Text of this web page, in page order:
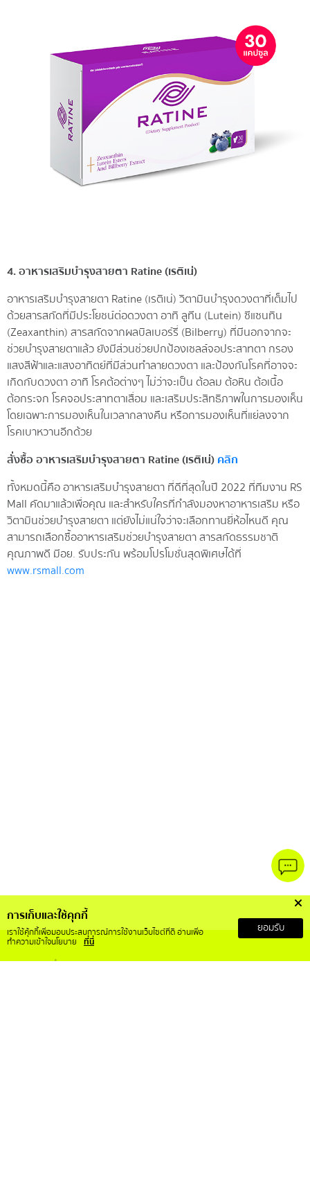
4. อาหารเสริมบำรุงสายตา Ratine (เรติเน่)
อาหารเสริมบำรุงสายตา Ratine (เรติเน่) วิตามินบำรุงดวงตาที่เต็มไป
ด้วยสารสกัดที่มีประโยชน์ต่อดวงตา อาทิ ลูทีน (Lutein) ซีแซนทิน
(Zeaxanthin) สารสกัดจากผลบิลเบอร์รี่ (Bilberry) ที่มีนอกจากจะ
ช่วยบำรุงสายตาแล้ว ยังมีส่วนช่วยปกป้องเซลล์จอประสาทตา กรอง
แสงสีฟ้าและแสงอาทิตย์ที่มีส่วนทำลายดวงตา และป้องกันโรคที่อาจจะ
เกิดกับดวงตา อาทิ โรคต้อต่างๆ ไม่ว่าจะเป็น ต้อลม ต้อหิน ต้อเนื้อ
ต้อกระจก โรคจอประสาทตาเสื่อม และเสริมประสิทธิภาพในการมองเห็น
โดยเฉพาะการมองเห็นในเวลากลางคืน หรือการมองเห็นที่แย่ลงจาก
โรคเบาหวานอีกด้วย
สั่งซื้ออาหารเสริมบำรุงสายตา Ratine (เรติเน่)คลิก
ทั้งหมดนี้คือ อาหารเสริมบำรุงสายตา ที่ดีที่สุดในปี 2022 ที่ทีมงาน RS
Mall คัดมาแล้วเพื่อคุณ และสำหรับใครที่กำลังมองหาอาหารเสริม หรือ
วิตามินช่วยบำรุงสายตา แต่ยังไม่แน่ใจว่าจะเลือกทานยี่ห้อไหนดี คุณ
สามารถเลือกซื้ออาหารเสริมช่วยบำรุงสายตา สารสกัดธรรมชาติ
คุณภาพดี มีอย. รับประกัน พร้อมโปรโมชั่นสุดพิเศษได้ที่
www.rsmall.com
การเก็บและใช้คุกกี้
เราใช้คุ้กกี้เพื่อมอบประสบการณ์การใช้งานเว็บไซต์ที่ดี อ่านเพื่อ
ทำความเข้าใจนโยบาย ที่นี่
ยอมรับ